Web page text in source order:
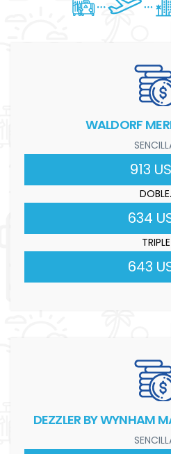
WALDORF
913
DOBLE.
634
TRIPLE
643
DEZZLER BY WYNHAM